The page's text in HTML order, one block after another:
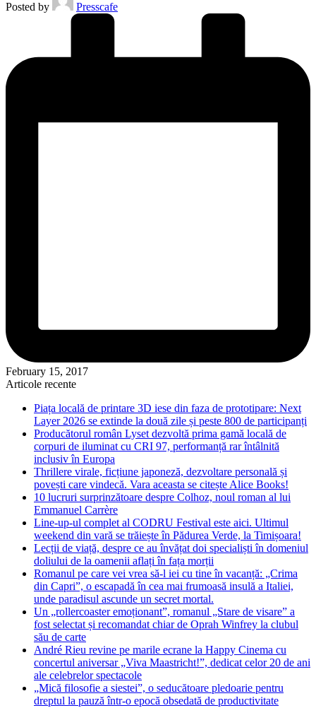
Posted by
Presscafe
February 15, 2017
Articole recente
Piața locală de printare 3D iese din faza de prototipare: Next
Layer 2026 se extinde la două zile și peste 800 de participanți
Producătorul român Lyset dezvoltă prima gamă locală de
corpuri de iluminat cu CRI 97, performanță rar întâlnită
inclusiv în Europa
Thrillere virale, ficțiune japoneză, dezvoltare personală și
povești care vindecă. Vara aceasta se citește Alice Books!
10 lucruri surprinzătoare despre Colhoz, noul roman al lui
Emmanuel Carrère
Line-up-ul complet al CODRU Festival este aici. Ultimul
weekend din vară se trăiește în Pădurea Verde, la Timișoara!
Lecții de viață, despre ce au învățat doi specialiști în domeniul
doliului de la oamenii aflați în fața morții
Romanul pe care vei vrea să-l iei cu tine în vacanță: „Crima
din Capri”, o escapadă în cea mai frumoasă insulă a Italiei,
unde paradisul ascunde un secret mortal.
Un „rollercoaster emoționant”, romanul „Stare de visare” a
fost selectat și recomandat chiar de Oprah Winfrey la clubul
său de carte
André Rieu revine pe marile ecrane la Happy Cinema cu
concertul aniversar „Viva Maastricht!”, dedicat celor 20 de ani
ale celebrelor spectacole
„Mică filosofie a siestei”, o seducătoare pledoarie pentru
dreptul la pauză într-o epocă obsedată de productivitate